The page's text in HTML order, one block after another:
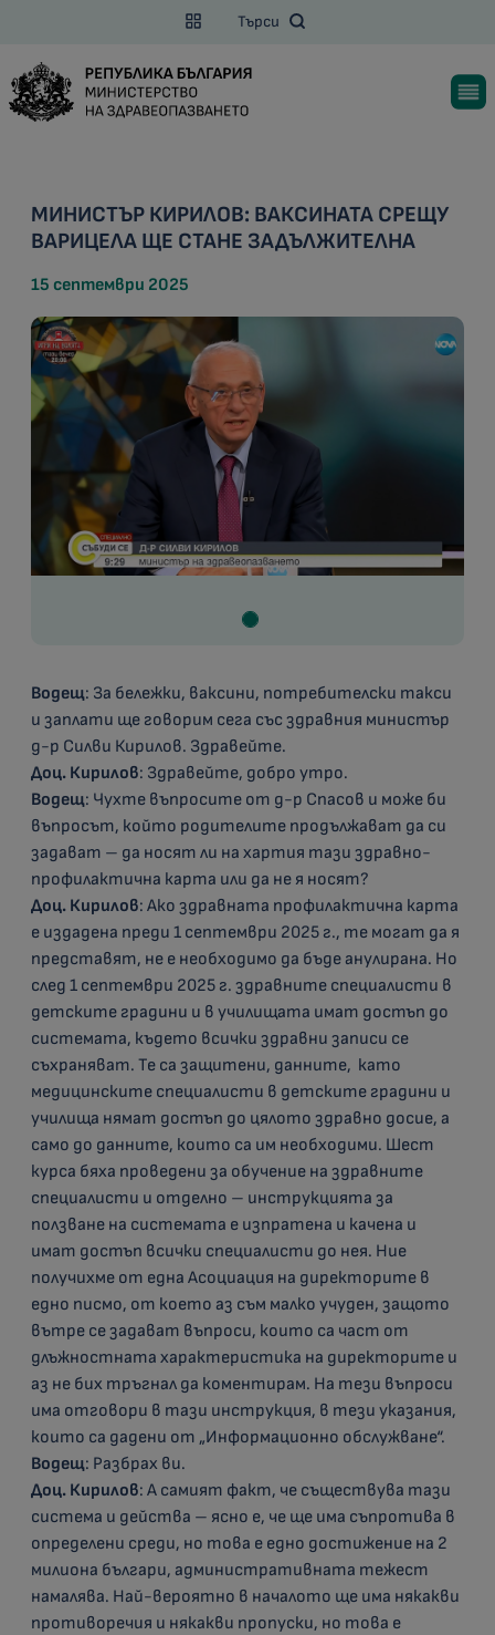
Търси
МИНИСТЪР КИРИЛОВ: ВАКСИНАТА СРЕЩУ
ВАРИЦЕЛА ЩЕ СТАНЕ ЗАДЪЛЖИТЕЛНА
15 септември 2025
Водещ: За бележки, ваксини, потребителски такси
и заплати ще говорим сега със здравния министър
д-р Силви Кирилов. Здравейте.
Доц. Кирилов: Здравейте, добро утро.
Водещ: Чухте въпросите от д-р Спасов и може би
въпросът, който родителите продължават да си
задават – да носят ли на хартия тази здравно-
профилактична карта или да не я носят?
Доц. Кирилов: Ако здравната профилактична карта
е издадена преди 1 септември 2025 г., те могат да я
представят, не е необходимо да бъде анулирана. Но
след 1 септември 2025 г. здравните специалисти в
детските градини и в училищата имат достъп до
системата, където всички здравни записи се
съхраняват. Те са защитени, данните, като
медицинските специалисти в детските градини и
училища нямат достъп до цялото здравно досие, а
само до данните, които са им необходими. Шест
курса бяха проведени за обучение на здравните
специалисти и отделно – инструкцията за
ползване на системата е изпратена и качена и
имат достъп всички специалисти до нея. Ние
получихме от една Асоциация на директорите в
едно писмо, от което аз съм малко учуден, защото
вътре се задават въпроси, които са част от
длъжностната характеристика на директорите и
аз не бих тръгнал да коментирам. На тези въпроси
има отговори в тази инструкция, в тези указания,
които са дадени от „Информационно обслужване“.
Водещ: Разбрах ви.
Доц. Кирилов: А самият факт, че съществува тази
система и действа – ясно е, че ще има съпротива в
определени среди, но това е едно достижение на 2
милиона българи, административната тежест
намалява. Най-вероятно в началото ще има някакви
противоречия и някакви пропуски, но това е